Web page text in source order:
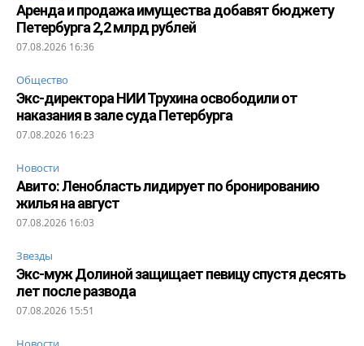
Аренда и продажа имущества добавят бюджету
Петербурга 2,2 млрд рублей
07.08.2026 16:36
Общество
Экс-директора НИИ Трухина освободили от
наказания в зале суда Петербурга
07.08.2026 16:23
Новости
Авито: Ленобласть лидирует по бронированию
жилья на август
07.08.2026 16:03
Звезды
Экс-муж Долиной защищает певицу спустя десять
лет после развода
07.08.2026 15:51